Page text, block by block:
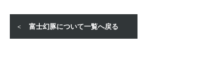
富士幻豚について一覧へ戻る